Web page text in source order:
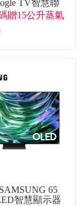
TV智慧聯
贈15公升蒸氣
65
智慧顯示器